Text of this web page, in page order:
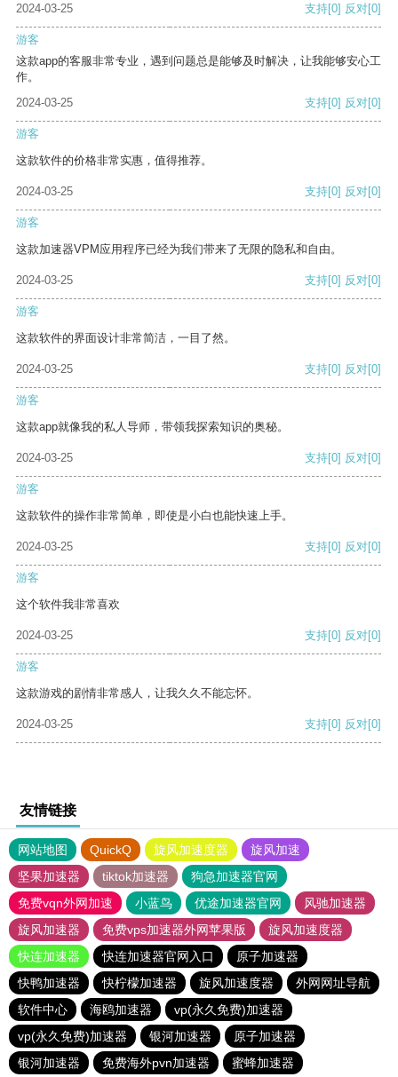
2024-03-25 支持[0] 反对[0]
游客
这款app的客服非常专业，遇到问题总是能够及时解决，让我能够安心工
作。
2024-03-25
支持[0] 反对[0]
游客
这款软件的价格非常实惠，值得推荐。
2024-03-25 支持[0] 反对[0]
游客
这款加速器VPM应用程序已经为我们带来了无限的隐私和自由。
2024-03-25 支持[0] 反对[0]
游客
这款软件的界面设计非常简洁，一目了然。
2024-03-25 支持[0] 反对[0]
游客
这款app就像我的私人导师，带领我探索知识的奥秘。
2024-03-25 支持[0] 反对[0]
游客
这款软件的操作非常简单，即使是小白也能快速上手。
2024-03-25 支持[0] 反对[0]
游客
这个软件我非常喜欢
2024-03-25 支持[0] 反对[0]
游客
这款游戏的剧情非常感人，让我久久不能忘怀。
2024-03-25 支持[0] 反对[0]
友情链接
网站地图 QuickQ 旋风加速度器
旋风加速
坚果加速器
tiktok加速器
狗急加速器官网
免费vqn外网加速
小蓝鸟 优途加速器官网
风驰加速器
旋风加速器
免费vps加速器外网苹果版
旋风加速度器
快连加速器
快连加速器官网入口
原子加速器
快鸭加速器
快柠檬加速器 旋风加速度器
外网网址导航
软件中心
海鸥加速器
vp(永久免费)加速器
vp(永久免费)加速器
银河加速器
原子加速器
银河加速器
免费海外pvn加速器 蜜蜂加速器